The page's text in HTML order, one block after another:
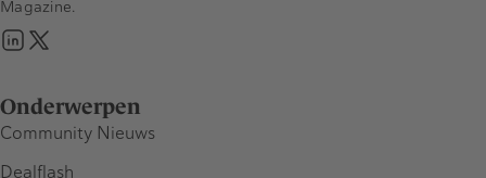
Onderwerpen
Community Nieuws
Dealflash
Magazine.